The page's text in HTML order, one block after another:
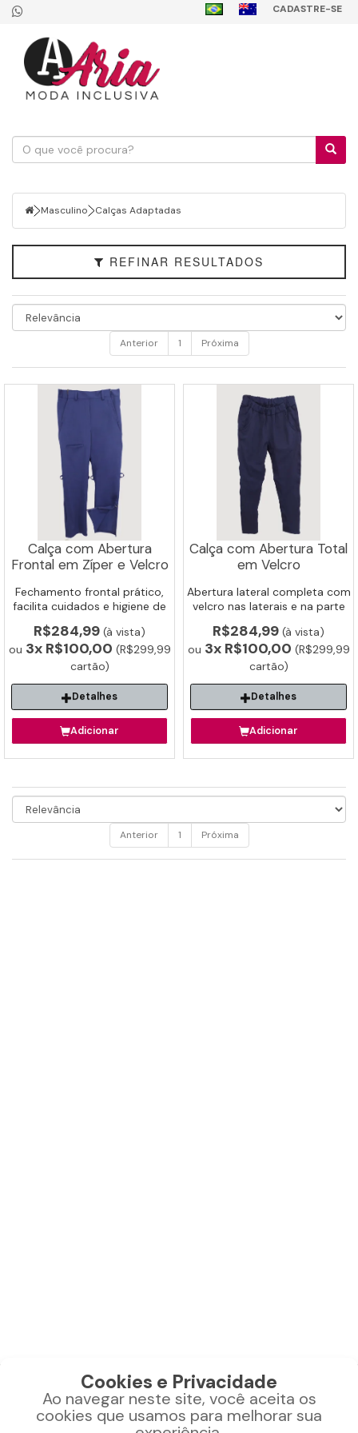
CADASTRE-SE
Masculino Calças Adaptadas
REFINAR RESULTADOS
Filtrar
Masculino
de
Preço
Anterior 1 Próxima
Calça com Abertura
Frontal em Zíper e Velcro
Fechamento frontal prático,
facilita cuidados e higiene de
R$284,99 (à vista)
ou 3x R$100,00 (R$299,99
cartão)
Adicionar
Calça com Abertura Total
em Velcro
Abertura lateral completa com
velcro nas laterais e na parte
despir sem esforço.
R$284,99 (à vista)
ou 3x R$100,00 (R$299,99
cartão)
Anterior 1 Próxima
CONTATO
Cookies e Privacidade
Ao navegar neste site, você aceita os
cookies que usamos para melhorar sua